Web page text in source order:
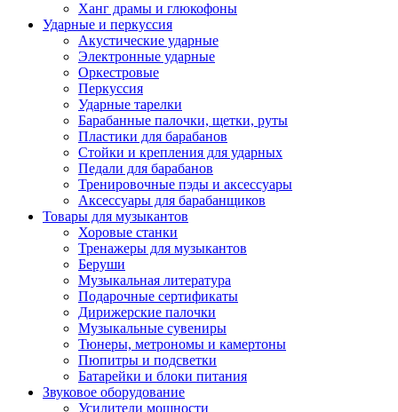
Ханг драмы и глюкофоны
Ударные и перкуссия
Акустические ударные
Электронные ударные
Оркестровые
Перкуссия
Ударные тарелки
Барабанные палочки, щетки, руты
Пластики для барабанов
Стойки и крепления для ударных
Педали для барабанов
Тренировочные пэды и аксессуары
Аксессуары для барабанщиков
Товары для музыкантов
Хоровые станки
Тренажеры для музыкантов
Беруши
Музыкальная литература
Подарочные сертификаты
Дирижерские палочки
Музыкальные сувениры
Тюнеры, метрономы и камертоны
Пюпитры и подсветки
Батарейки и блоки питания
Звуковое оборудование
Усилители мощности